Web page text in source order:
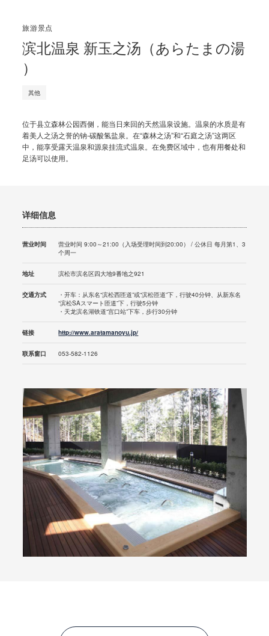
旅游景点
滨北温泉 新玉之汤（あらたまの湯
）
其他
位于县立森林公园西侧，能当日来回的天然温泉设施。温泉的水质是有
着美人之汤之誉的钠-碳酸氢盐泉。在“森林之汤”和“石庭之汤”这两区
中，能享受露天温泉和源泉挂流式温泉。在免费区域中，也有用餐处和
足汤可以使用。
详细信息
营业时间
营业时间 9:00～21:00（入场受理时间到20:00） / 公休日 每月第1、3
个周一
地址 滨松市滨名区四大地9番地之921
交通方式
・开车：从东名“滨松西匝道”或“滨松匝道”下，行驶40分钟、从新东名
“滨松SAスマート匝道”下，行驶5分钟
・天龙滨名湖铁道“宫口站”下车，步行30分钟
链接 http://www.aratamanoyu.jp/
联系窗口 053-582-1126